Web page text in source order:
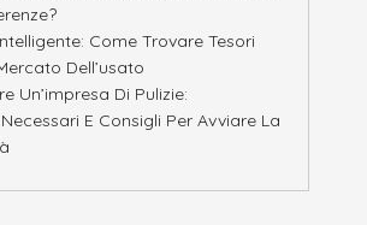
Come Trovare Tesori
Dell’usato
Un’impresa Di Pulizie:
E Consigli Per Avviare La